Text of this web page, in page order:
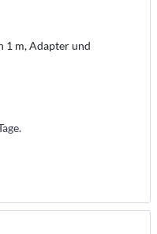
1 m, Adapter und